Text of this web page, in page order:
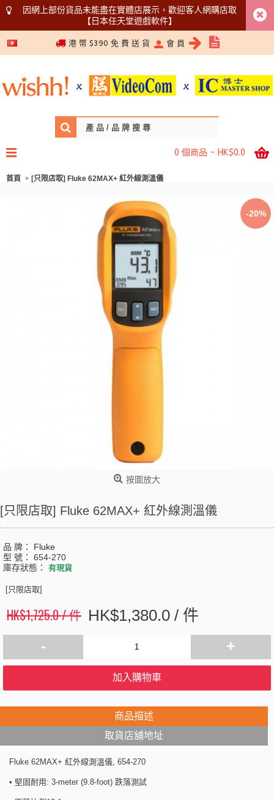
因網上部份貨品未能盡在實體店展示，歡迎客人網購店取
【日本任天堂遊戲軟件】
5366 1340
港 幣 $390 免 費 送 貨 會 員
0 個商品 - HK$0.0
首頁 [只限店取] Fluke 62MAX+ 紅外線測溫儀
-20%
按圖放大
[只限店取] Fluke 62MAX+ 紅外線測溫儀
品 牌： Fluke
型 號： 654-270
庫存狀態： 有現貨
[只限店取]
HK$1,725.0 / 件 HK$1,380.0 / 件
- +
加入購物車
商品描述
取貨店舖地址
Fluke 62MAX+ 紅外線測溫儀, 654-270
• 堅固耐用: 3-meter (9.8-foot) 跌落測試